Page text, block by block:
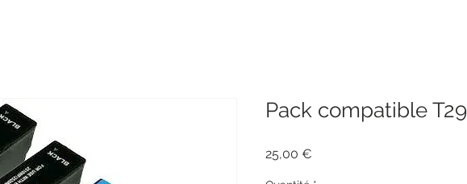
Pack compatible
25,00 €